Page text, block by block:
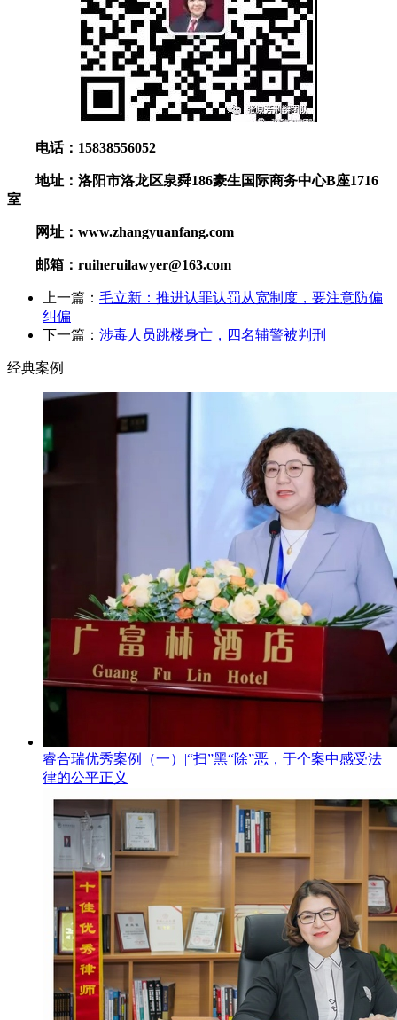
电话：15838556052
地址：洛阳市洛龙区泉舜186豪生国际商务中心B座1716
室
网址：www.zhangyuanfang.com
邮箱：ruiheruilawyer@163.com
上一篇： 毛立新：推进认罪认罚从宽制度，要注意防偏
纠偏
下一篇： 涉毒人员跳楼身亡，四名辅警被判刑
经典案例
睿合瑞优秀案例（一）|“扫”黑“除”恶，于个案中感受法
律的公平正义